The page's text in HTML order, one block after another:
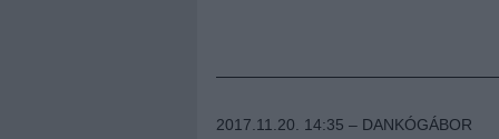
2017.11.20. 14:35 – DANKÓGÁBOR